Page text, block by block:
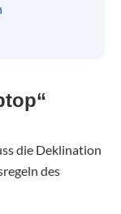
die Deklination
des